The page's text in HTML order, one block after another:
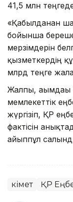
41,5 млн
«Қабылданған
бойынша
мерзімдерін
қызметкердің
млрд теңге
Жалпы,
мемлекеттік
жүргізіп, ҚР
фактісін
айыппұл
Үкімет ҚР